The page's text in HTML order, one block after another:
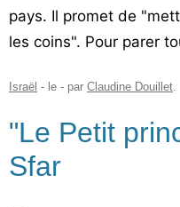
pays. Il promet de
les coins". Pour parer
Israël - le - par Claudine Douillet.
"Le Petit
Sfar